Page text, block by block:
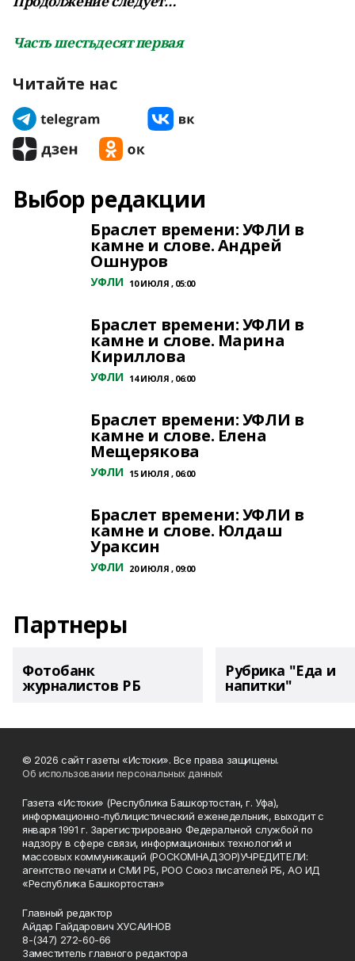
Часть шестьдесят первая
Читайте нас
Выбор редакции
Браслет времени: УФЛИ в
камне и слове. Андрей
Ошнуров
УФЛИ 10 ИЮЛЯ , 05:00
Браслет времени: УФЛИ в
камне и слове. Марина
Кириллова
УФЛИ 14 ИЮЛЯ , 06:00
Браслет времени: УФЛИ в
камне и слове. Елена
Мещерякова
УФЛИ 15 ИЮЛЯ , 06:00
Браслет времени: УФЛИ в
камне и слове. Юлдаш
Ураксин
УФЛИ 20 ИЮЛЯ , 09:00
Партнеры
Фотобанк
журналистов РБ
Рубрика "Еда и
напитки"
© 2026 сайт газеты «Истоки». Все права защищены.
Об использовании персональных данных
Газета «Истоки» (Республика Башкортостан, г. Уфа),
информационно-публицистический еженедельник, выходит с
января 1991 г. Зарегистрировано Федеральной службой по
надзору в сфере связи, информационных технологий и
массовых коммуникаций (РОСКОМНАДЗОР)УЧРЕДИТЕЛИ:
агентство печати и СМИ РБ, РОО Союз писателей РБ, АО ИД
«Республика Башкортостан»
Главный редактор
Айдар Гайдарович ХУСАИНОВ
8-(347) 272-60-66
Заместитель главного редактора